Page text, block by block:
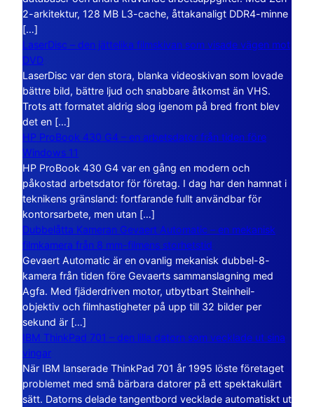
2-arkitektur, 128 MB L3-cache, åttakanaligt DDR4-minne
[…]
LaserDisc – den jättelika filmskivan som visade vägen mot
DVD
LaserDisc var den stora, blanka videoskivan som lovade
bättre bild, bättre ljud och snabbare åtkomst än VHS.
Trots att formatet aldrig slog igenom på bred front blev
det en […]
HP ProBook 430 G4 – en arbetsdator från tiden före
Windows 11
HP ProBook 430 G4 var en gång en modern och
påkostad arbetsdator för företag. I dag har den hamnat i
teknikens gränsland: fortfarande fullt användbar för
kontorsarbete, men utan […]
Dubbelåtta Kameran Gevaert Automatic – en mekanisk
filmkamera från 8 mm-filmens storhetstid
Gevaert Automatic är en ovanlig mekanisk dubbel-8-
kamera från tiden före Gevaerts sammanslagning med
Agfa. Med fjäderdriven motor, utbytbart Steinheil-
objektiv och filmhastigheter på upp till 32 bilder per
sekund är […]
IBM ThinkPad 701 – den lilla datorn som vecklade ut sina
vingar
När IBM lanserade ThinkPad 701 år 1995 löste företaget
problemet med små bärbara datorer på ett spektakulärt
sätt. Datorns delade tangentbord vecklade automatiskt ut